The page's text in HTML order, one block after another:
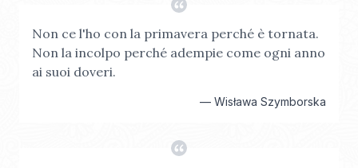
Non ce l'ho con la primavera perché è tornata.
Non la incolpo perché adempie come ogni anno
ai suoi doveri.
— Wisława Szymborska